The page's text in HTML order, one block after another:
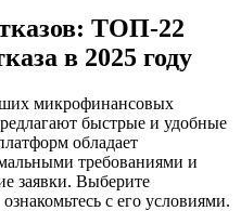
ТОП-22
в 2025 году
микрофинансовых
быстрые и удобные
обладает
требованиями и
заявки. Выберите
с его условиями.